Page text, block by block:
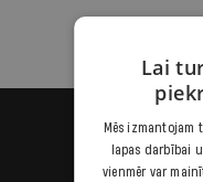
Lai
Mēs izmantojam
lapas darbībai
vienmēr var